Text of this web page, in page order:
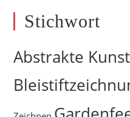
Stichwort
Abstrakte Kunst